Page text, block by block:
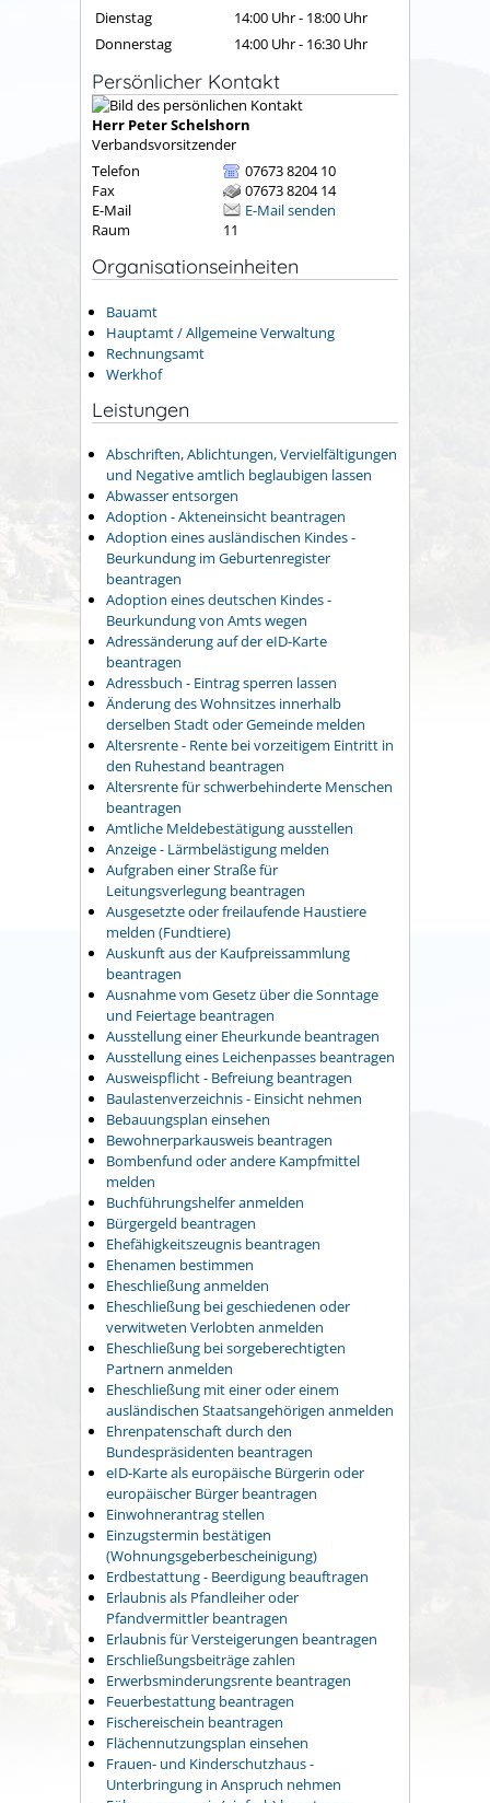
Dienstag
14:00 Uhr- 18:00 Uhr
Donnerstag
14:00 Uhr- 16:30 Uhr
Persönlicher Kontakt
Herr PeterSchelshorn
Verbandsvorsitzender
Telefon
07673 8204 10
Fax
07673 8204 14
E-Mail
E-Mail senden
Raum
11
Organisationseinheiten
Bauamt
Hauptamt / Allgemeine Verwaltung
Rechnungsamt
Werkhof
Leistungen
Abschriften, Ablichtungen, Vervielfältigungen
und Negative amtlich beglaubigen lassen
Abwasser entsorgen
Adoption - Akteneinsicht beantragen
Adoption eines ausländischen Kindes -
Beurkundung im Geburtenregister
beantragen
Adoption eines deutschen Kindes -
Beurkundung von Amts wegen
Adressänderung auf der eID-Karte
beantragen
Adressbuch - Eintrag sperren lassen
Änderung des Wohnsitzes innerhalb
derselben Stadt oder Gemeinde melden
Altersrente - Rente bei vorzeitigem Eintritt in
den Ruhestand beantragen
Altersrente für schwerbehinderte Menschen
beantragen
Amtliche Meldebestätigung ausstellen
Anzeige - Lärmbelästigung melden
Aufgraben einer Straße für
Leitungsverlegung beantragen
Ausgesetzte oder freilaufende Haustiere
melden (Fundtiere)
Auskunft aus der Kaufpreissammlung
beantragen
Ausnahme vom Gesetz über die Sonntage
und Feiertage beantragen
Ausstellung einer Eheurkunde beantragen
Ausstellung eines Leichenpasses beantragen
Ausweispflicht - Befreiung beantragen
Baulastenverzeichnis - Einsicht nehmen
Bebauungsplan einsehen
Bewohnerparkausweis beantragen
Bombenfund oder andere Kampfmittel
melden
Buchführungshelfer anmelden
Bürgergeld beantragen
Ehefähigkeitszeugnis beantragen
Ehenamen bestimmen
Eheschließung anmelden
Eheschließung bei geschiedenen oder
verwitweten Verlobten anmelden
Eheschließung bei sorgeberechtigten
Partnern anmelden
Eheschließung mit einer oder einem
ausländischen Staatsangehörigen anmelden
Ehrenpatenschaft durch den
Bundespräsidenten beantragen
eID-Karte als europäische Bürgerin oder
europäischer Bürger beantragen
Einwohnerantrag stellen
Einzugstermin bestätigen
(Wohnungsgeberbescheinigung)
Erdbestattung - Beerdigung beauftragen
Erlaubnis als Pfandleiher oder
Pfandvermittler beantragen
Erlaubnis für Versteigerungen beantragen
Erschließungsbeiträge zahlen
Erwerbsminderungsrente beantragen
Feuerbestattung beantragen
Fischereischein beantragen
Flächennutzungsplan einsehen
Frauen- und Kinderschutzhaus -
Unterbringung in Anspruch nehmen